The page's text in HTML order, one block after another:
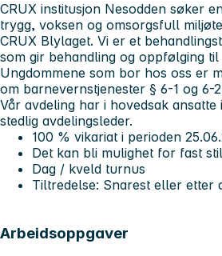
CRUX institusjon Nesodden søker
trygg, voksen og omsorgsfull
CRUX Blylaget. Vi er et
som gir behandling og oppfølging til
Ungdommene som bor hos oss er
om barnevernstjenester § 6-1 og 6-
Vår avdeling har i hovedsak
stedlig avdelingsleder.
100 % vikariat i perioden
Det kan bli mulighet for fast
Dag / kveld turnus
Tiltredelse: Snarest eller etter
Arbeidsoppgaver